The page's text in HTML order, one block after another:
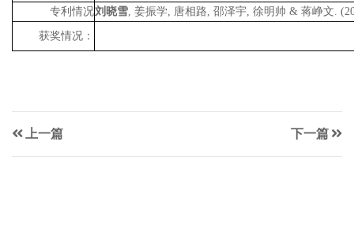
专利情况刘晓雪, 姜振学, 唐相路, 邵泽宇, 徐明帅 & 蒋峥文.
获奖情况：
上一篇 下一篇